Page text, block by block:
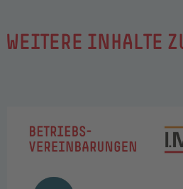
WEITERE INHALTE